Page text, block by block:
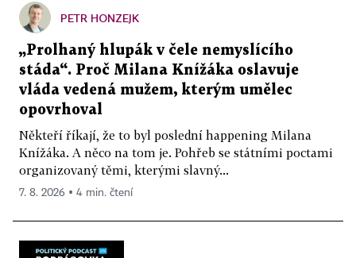
PETR HONZEJK
„Prolhaný hlupák v čele nemyslícího
stáda“. Proč Milana Knížáka oslavuje
vláda vedená mužem, kterým umělec
opovrhoval
Někteří říkají, že to byl poslední happening Milana
Knížáka. A něco na tom je. Pohřeb se státními poctami
organizovaný těmi, kterými slavný...
7. 8. 2026 ▪ 4 min. čtení